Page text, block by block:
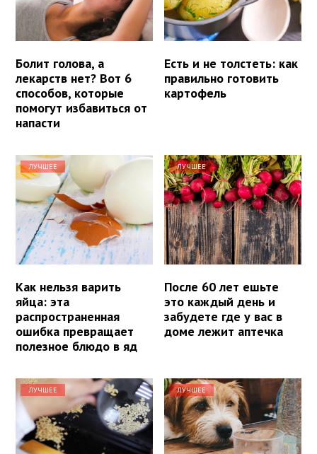
Болит голова, а
лекарств нет? Вот 6
способов, которые
помогут избавиться от
напасти
Есть и не толстеть: как
правильно готовить
картофель
ЛУЧШЕЕ
Как нельзя варить
яйца: эта
распространенная
ошибка превращает
полезное блюдо в яд
ЛУЧШЕЕ
После 60 лет ешьте
это каждый день и
забудете где у вас в
доме лежит аптечка
ЛУЧШЕЕ ЛУЧШЕЕ